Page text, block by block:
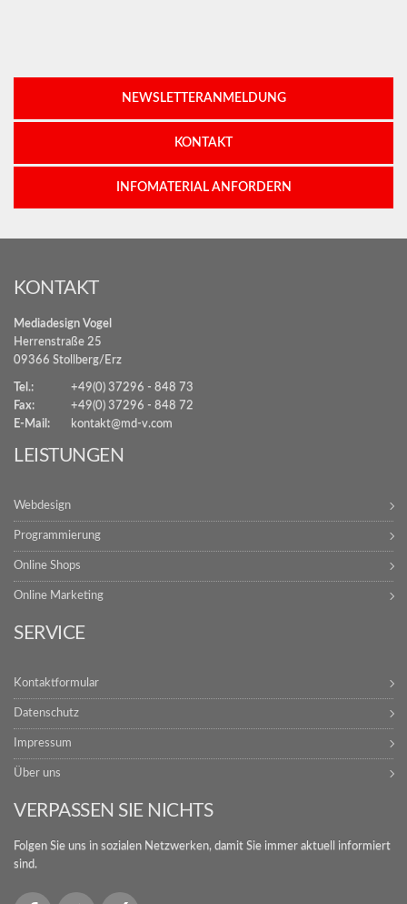
NEWSLETTERANMELDUNG
KONTAKT
INFOMATERIAL ANFORDERN
KONTAKT
Mediadesign Vogel
Herrenstraße 25
09366 Stollberg/Erz
Tel.:
+49(0) 37296 - 848 73
Fax:
+49(0) 37296 - 848 72
E-Mail:
kontakt@md-v.com
LEISTUNGEN
Webdesign
Programmierung
Online Shops
Online Marketing
SERVICE
Kontaktformular
Datenschutz
Impressum
Über uns
VERPASSEN SIE NICHTS
Folgen Sie uns in sozialen Netzwerken, damit Sie immer aktuell informiert
sind.